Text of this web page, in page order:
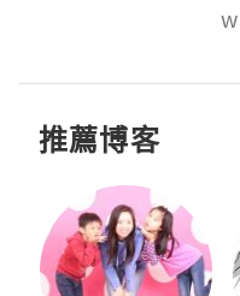
推薦博客